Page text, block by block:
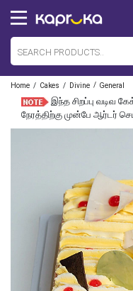
Home / Cakes / Divine / General
இந்த சிறப்பு வடிவ
நேரத்திற்கு முன்பே ஆர்டர்